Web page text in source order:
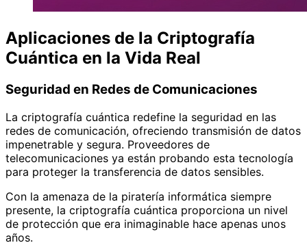
Aplicaciones de la Criptografía
Cuántica en la Vida Real
Seguridad en Redes de Comunicaciones
La criptografía cuántica redefine la seguridad en las
redes de comunicación, ofreciendo transmisión de datos
impenetrable y segura. Proveedores de
telecomunicaciones ya están probando esta tecnología
para proteger la transferencia de datos sensibles.
Con la amenaza de la piratería informática siempre
presente, la criptografía cuántica proporciona un nivel
de protección que era inimaginable hace apenas unos
años.